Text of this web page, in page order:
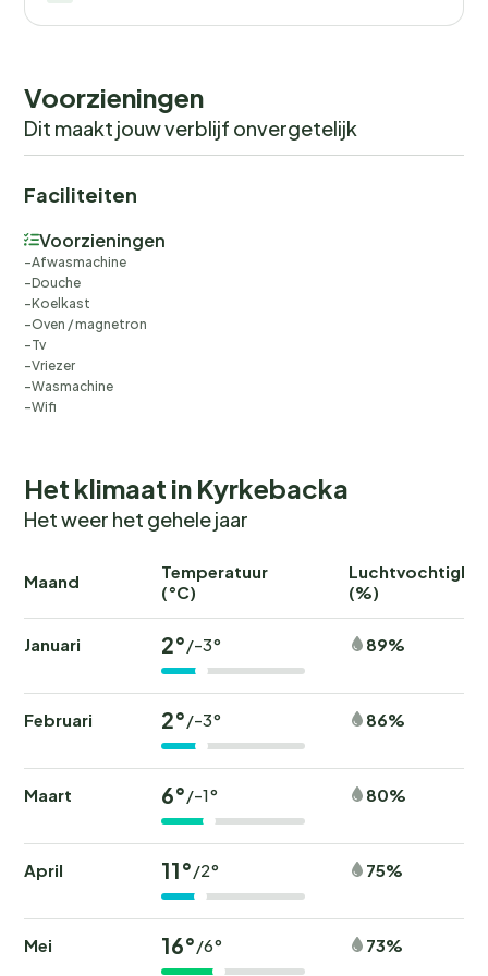
Voorzieningen
Dit maakt jouw verblijf onvergetelijk
Faciliteiten
Voorzieningen
Afwasmachine
Douche
Koelkast
Oven / magnetron
Tv
Vriezer
Wasmachine
Wifi
Het klimaat in Kyrkebacka
Het weer het gehele jaar
Maand
Temperatuur
(°C)
(%)
Januari 2°/-3° 89%
Februari 2°/-3° 86%
Maart 6°/-1° 80%
April 11°/2° 75%
Mei 16°/6° 73%